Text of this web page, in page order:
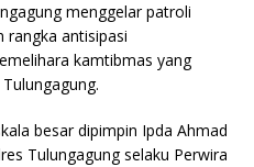
menggelar patroli
rangka antisipasi
kamtibmas yang
besar dipimpin Ipda Ahmad
Tulungagung selaku Perwira